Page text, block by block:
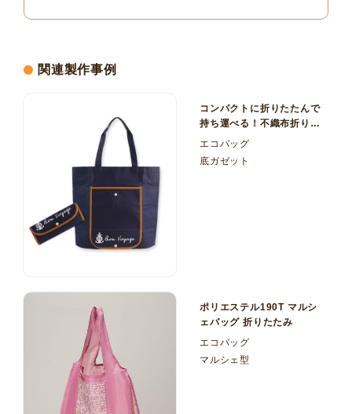
関連製作事例
コンパクトに折りたたんで
持ち運べる！不織布折りた
たみバッグ フラップ外ポ
エコバッグ
底ガゼット
ポリエステル190T マルシ
ェバッグ 折りたたみ
エコバッグ
マルシェ型